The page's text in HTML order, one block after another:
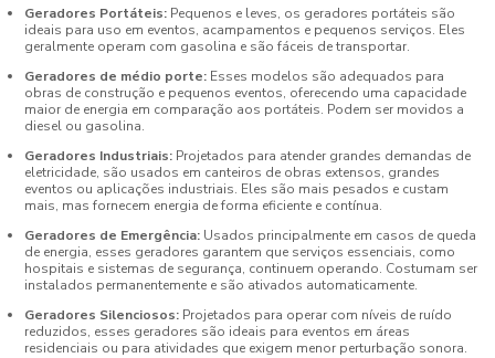
Geradores Portáteis: Pequenos e leves, os geradores portáteis são
ideais para uso em eventos, acampamentos e pequenos serviços. Eles
geralmente operam com gasolina e são fáceis de transportar.
Geradores de médio porte: Esses modelos são adequados para
obras de construção e pequenos eventos, oferecendo uma capacidade
maior de energia em comparação aos portáteis. Podem ser movidos a
diesel ou gasolina.
Geradores Industriais: Projetados para atender grandes demandas de
eletricidade, são usados em canteiros de obras extensos, grandes
eventos ou aplicações industriais. Eles são mais pesados e custam
mais, mas fornecem energia de forma eficiente e contínua.
Geradores de Emergência: Usados principalmente em casos de queda
de energia, esses geradores garantem que serviços essenciais, como
hospitais e sistemas de segurança, continuem operando. Costumam ser
instalados permanentemente e são ativados automaticamente.
Geradores Silenciosos: Projetados para operar com níveis de ruído
reduzidos, esses geradores são ideais para eventos em áreas
residenciais ou para atividades que exigem menor perturbação sonora.